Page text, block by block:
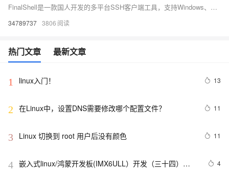
FinalShell是一款国人开发的多平台SSH客户端工具，支持Windows、Mac OS X和Linux系统。它提供一体化服务器管理功能，支持shell和sftp同屏显示，命令自动提示，操作便捷。软件还具备加速功能，提升访问服务器速度，适合普通用户和专业人士使用。
34789737 3806
热门文章 最新文章
1 linux入门！ 13
2 在Linux中，设置DNS需要修改哪个配置文件？ 11
3 Linux 切换到 root 用户后没有颜色 11
4 嵌入式linux/鸿蒙开发板(IMX6ULL）开发（三十四）
4